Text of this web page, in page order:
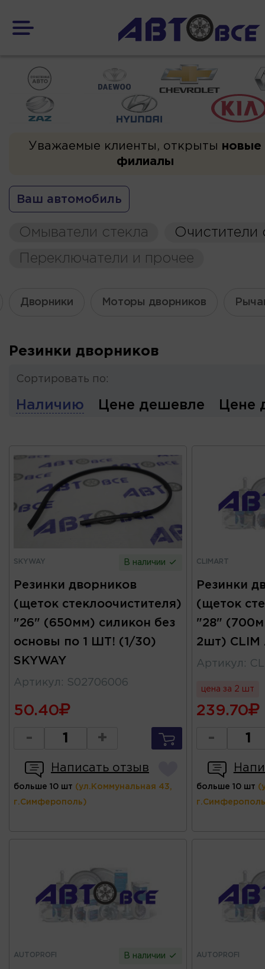
Уважаемые клиенты, открыты новые
филиалы
Ваш автомобиль
Омыватели стекла
Очистители
Переключатели и прочее
Дворники Моторы дворников
Резинки дворников
Сортировать по:
Наличию Цене дешевле Цене
SKYWAY В наличии
Резинки дворников
(щеток стеклоочистителя)
"26" (650мм) силикон без
основы по 1 ШТ! (1/30)
SKYWAY
Артикул : S02706006
50.40
- +
Написать отзыв
больше 10 шт (ул.Коммунальная 43,
г.Симферополь)
CLIMART
Резинки
(щеток
"28"
2шт) CLIM
Артикул :
цена за 2 шт
239.70
-
больше 10 шт
AUTOPROFI В наличии AUTOPROFI